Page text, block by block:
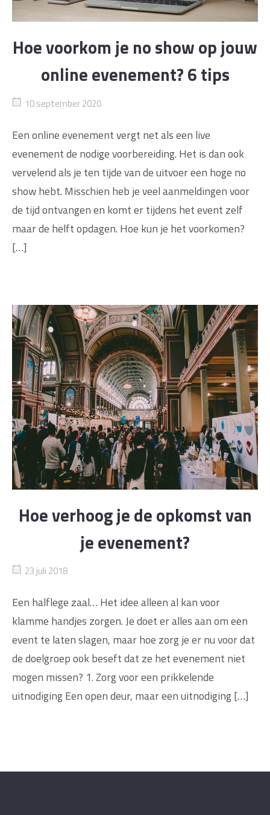
Hoe voorkom je no show op jouw
online evenement? 6 tips
10 september 2020
Een online evenement vergt net als een live
evenement de nodige voorbereiding. Het is dan ook
vervelend als je ten tijde van de uitvoer een hoge no
show hebt. Misschien heb je veel aanmeldingen voor
de tijd ontvangen en komt er tijdens het event zelf
maar de helft opdagen. Hoe kun je het voorkomen?
[…]
Hoe verhoog je de opkomst van
je evenement?
23 juli 2018
Een halflege zaal… Het idee alleen al kan voor
klamme handjes zorgen. Je doet er alles aan om een
event te laten slagen, maar hoe zorg je er nu voor dat
de doelgroep ook beseft dat ze het evenement niet
mogen missen? 1. Zorg voor een prikkelende
uitnodiging Een open deur, maar een uitnodiging […]